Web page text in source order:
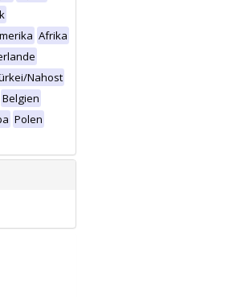
Afrika
Nahost
Belgien
Polen